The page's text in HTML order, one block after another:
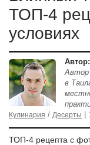
ТОП-4
условиях
Автор:
Автор
в
Кулинария / Десерты |
ТОП-4 рецепта с